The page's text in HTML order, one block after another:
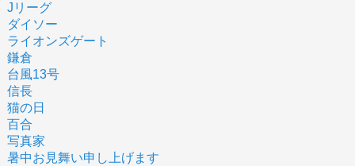
Jリーグ
ダイソー
ライオンズゲート
鎌倉
台風13号
信長
猫の日
百合
写真家
暑中お見舞い申し上げます